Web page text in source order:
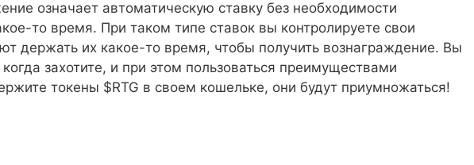
означает автоматическую ставку без необходимости
то время. При таком типе ставок вы контролируете свои
держать их какое-то время, чтобы получить вознаграждение. Вы
захотите, и при этом пользоваться преимуществами
токены $RTG в своем кошельке, они будут приумножаться!